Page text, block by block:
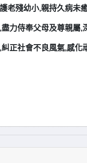
老殘幼小,親持久病未
力侍奉父母及尊親屬,
正社會不良風氣,感化